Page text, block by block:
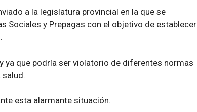
a la legislatura provincial en la que se
Sociales y Prepagas con el objetivo de establecer
ya que podría ser violatorio de diferentes normas
esta alarmante situación.